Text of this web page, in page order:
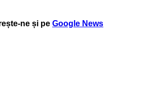
ne și pe Google News